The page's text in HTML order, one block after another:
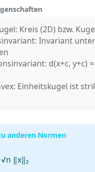
Kreis (2D) bzw.
Invariant unter
d(x+c, y+c) =
Einheitskugel ist
anderen Normen
‖x‖₂